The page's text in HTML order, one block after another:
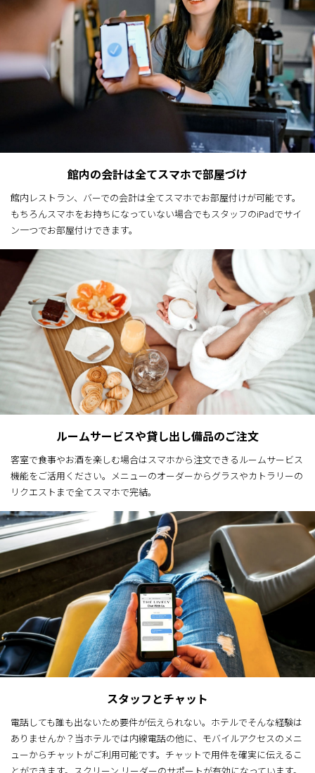
館内の会計は全てスマホで部屋づけ
館内レストラン、バーでの会計は全てスマホでお部屋付けが可能です。
もちろんスマホをお持ちになっていない場合でもスタッフのiPadでサイ
ン一つでお部屋付けできます。
ルームサービスや貸し出し備品のご注文
客室で食事やお酒を楽しむ場合はスマホから注文できるルームサービス
機能をご活用ください。メニューのオーダーからグラスやカトラリーの
リクエストまで全てスマホで完結。
スタッフとチャット
電話しても誰も出ないため要件が伝えられない。ホテルでそんな経験は
ありませんか？当ホテルでは内線電話の他に、モバイルアクセスのメニ
ューからチャットがご利用可能です。チャットで用件を確実に伝えるこ
とができます。スクリーン リーダーのサポートが有効になっています。